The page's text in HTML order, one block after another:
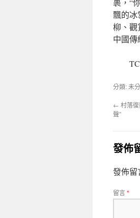
裹，“
飄的冰
柳、觀
中國傳
分類: 未
← 村落復
聲”
發佈
發佈留
留言*